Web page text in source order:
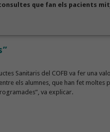
que fan els pacients
Sanitaris del COFB va fer una
entre els alumnes, que han fet moltes
va explicar.